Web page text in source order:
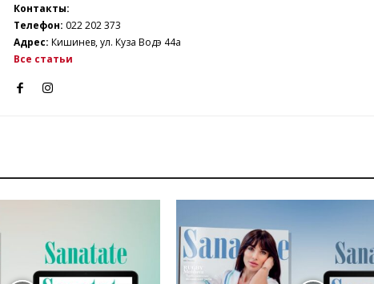
Контакты:
Телефон: 022 202 373
Адрес: Кишинев, ул. Куза Водэ 44а
Все статьи